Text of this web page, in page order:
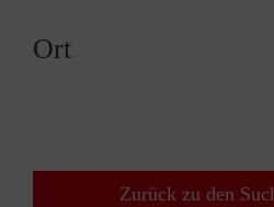
Ort
Zurück zu den